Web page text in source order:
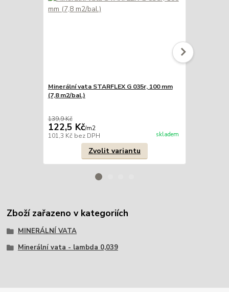
Minerální vata STARFLEX G 035r, 100 mm
(7,8 m2/bal.)
139,9 Kč
122,5 Kč/m2
101,3 Kč bez DPH skladem
Zvolit variantu
Zboží zařazeno v kategoriích
MINERÁLNÍ VATA
Minerální vata - lambda 0,039